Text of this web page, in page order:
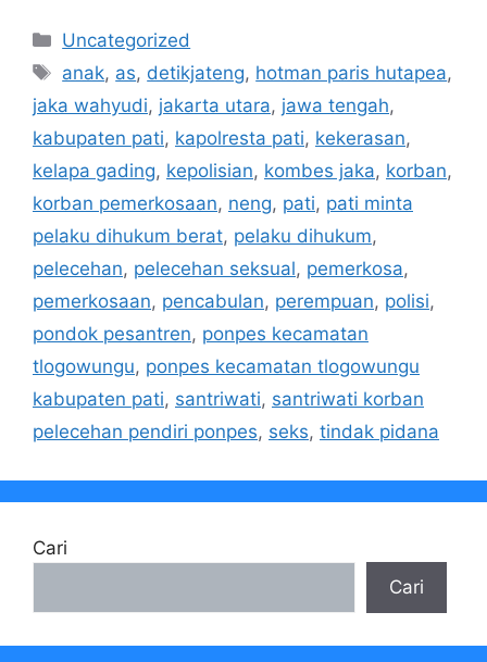
Kategori
Uncategorized
Tag
anak, as, detikjateng, hotman paris hutapea,
jaka wahyudi, jakarta utara, jawa tengah,
kabupaten pati, kapolresta pati, kekerasan,
kelapa gading, kepolisian, kombes jaka, korban,
korban pemerkosaan, neng, pati, pati minta
pelaku dihukum berat, pelaku dihukum,
pelecehan, pelecehan seksual, pemerkosa,
pemerkosaan, pencabulan, perempuan, polisi,
pondok pesantren, ponpes kecamatan
tlogowungu, ponpes kecamatan tlogowungu
kabupaten pati, santriwati, santriwati korban
pelecehan pendiri ponpes, seks, tindak pidana
Cari
Cari